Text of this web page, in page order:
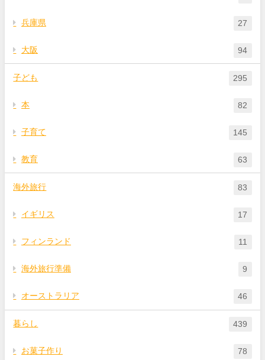
兵庫県 27
大阪 94
子ども 295
本 82
子育て 145
教育 63
海外旅行 83
イギリス 17
フィンランド 11
海外旅行準備 9
オーストラリア 46
暮らし 439
お菓子作り 78